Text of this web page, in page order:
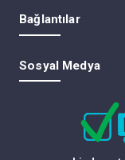
Bağlantılar
Lite (Arşiv) Modu
Forum Yöneticileri
Tüm Forumları
Sosyal Medya